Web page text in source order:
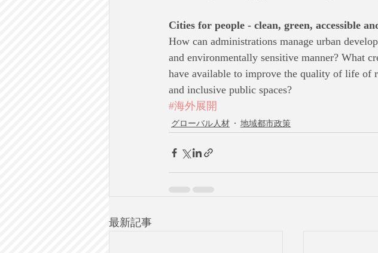
Cities for people - clean, green, accessible
How can administrations manage urban
and environmentally sensitive manner? What
have available to improve the quality of life of
and inclusive public spaces?
#海外展開
グローバル人材 地域都市政策
最新記事